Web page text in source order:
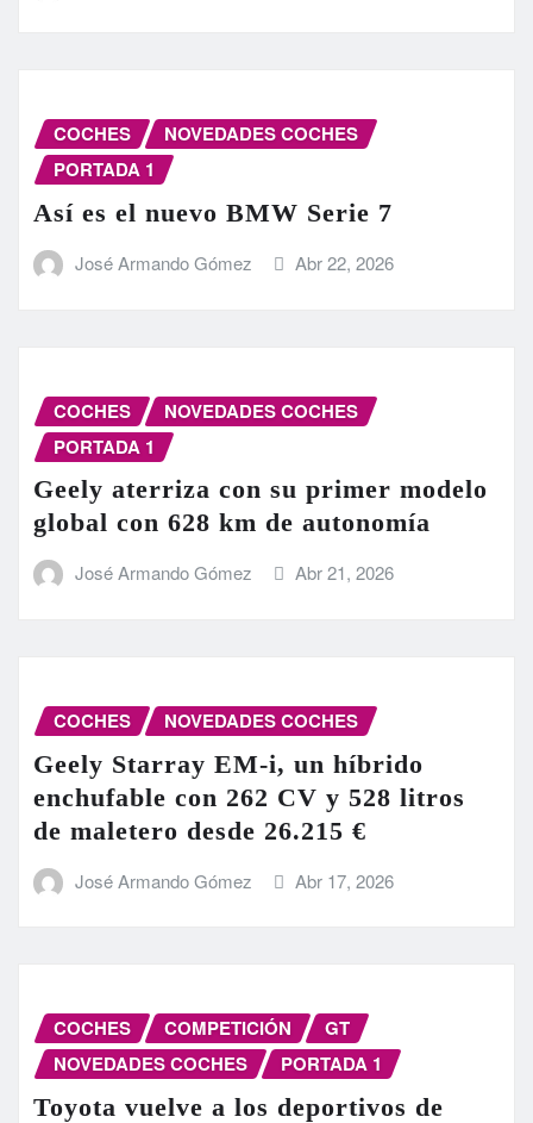
COCHES
NOVEDADES COCHES
PORTADA 1
Así es el nuevo BMW Serie 7
José Armando Gómez Abr 22, 2026
COCHES
NOVEDADES COCHES
PORTADA 1
Geely aterriza con su primer modelo
global con 628 km de autonomía
José Armando Gómez Abr 21, 2026
COCHES NOVEDADES COCHES
Geely Starray EM-i, un híbrido
enchufable con 262 CV y 528 litros
de maletero desde 26.215 €
José Armando Gómez Abr 17, 2026
COCHES COMPETICIÓN
GT
NOVEDADES COCHES
PORTADA 1
Toyota vuelve a los deportivos de